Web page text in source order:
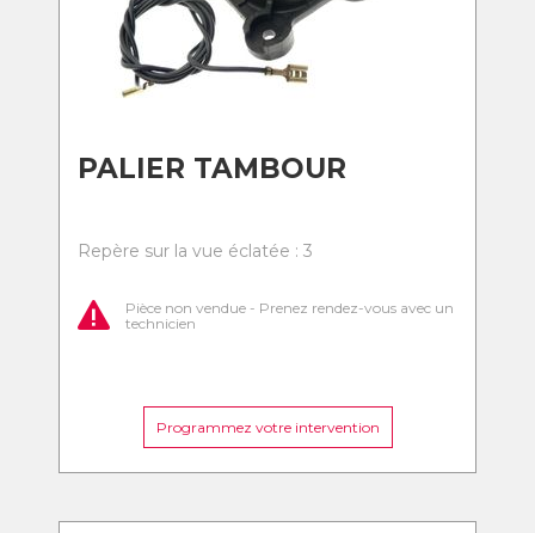
PALIER TAMBOUR
Repère sur la vue éclatée : 3
Pièce non vendue - Prenez rendez-vous avec un
technicien
Programmez votre intervention